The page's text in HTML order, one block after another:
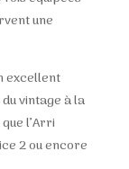
une
excellent
vintage à la
l’Arri
2 ou encore